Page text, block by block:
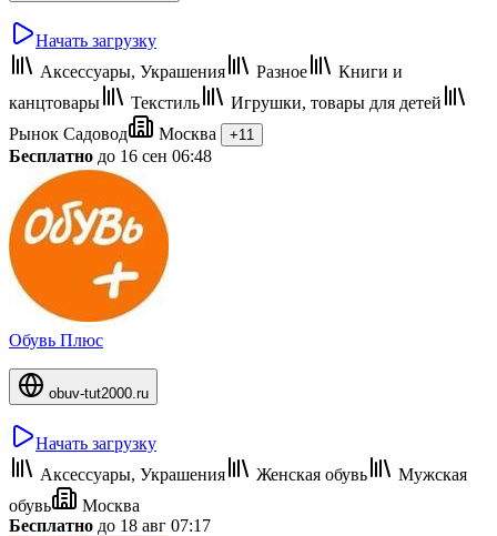
Начать загрузку
Аксессуары, Украшения
Разное
Книги и
канцтовары
Текстиль
Игрушки, товары для детей
Рынок Садовод
Москва +11
Бесплатно до 16 сен 06:48
Обувь Плюс
obuv-tut2000.ru
Начать загрузку
Аксессуары, Украшения
Женская обувь
Мужская
обувь
Москва
Бесплатно до 18 авг 07:17